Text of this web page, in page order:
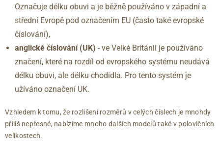
45
46
46.5
47
10.5
11
12
300
304
313
Označuje délku obuvi a je běžně používáno v západní a
střední Evropě pod označením EU (často také evropské
číslování),
anglické číslování (UK) - ve Velké Británii je používáno
značení, které na rozdíl od evropského systému neudává
délku obuvi, ale délku chodidla. Pro tento systém je
užíváno označení UK.
Vzhledem k tomu, že rozlišení rozměrů v celých číslech je mnohdy
příliš nepřesné, nabízíme mnoho dalších modelů také v polovičních
velikostech.